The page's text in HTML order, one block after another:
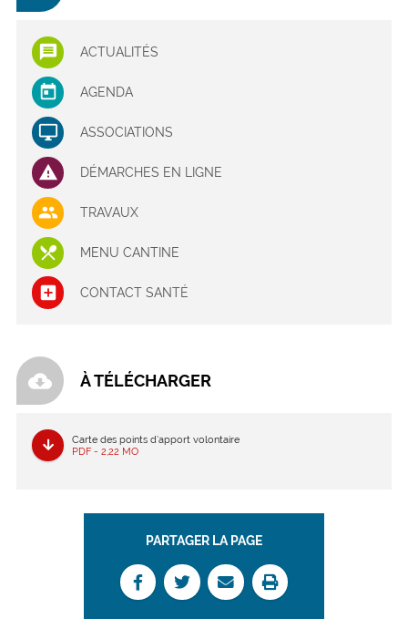
ACTUALITÉS
AGENDA
ASSOCIATIONS
DÉMARCHES EN LIGNE
TRAVAUX
MENU CANTINE
CONTACT SANTÉ
cloud_download À TÉLÉCHARGER
Carte des points d’apport volontaire
PDF - 2,22 MO
PARTAGER LA PAGE